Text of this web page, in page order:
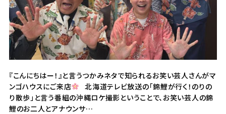
『こんにちはー！』と言うつかみネタで知られるお笑い芸人さんがマ
ンゴハウスにご来店
北海道テレビ放送の「錦鯉が行く！のりの
り散歩」と言う番組の沖縄ロケ撮影ということで、お笑い芸人の錦
鯉のお二人とアナウンサ…